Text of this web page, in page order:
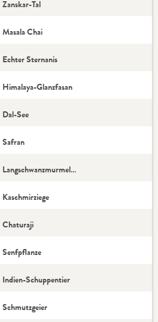
Zanskar-Tal
Masala Chai
Echter Sternanis
Himalaya-Glanzfasan
Dal-See
Safran
Langschwanzmurmeltier
Kaschmirziege
Chaturaji
Senfpflanze
Indien-Schuppentier
Schmutzgeier